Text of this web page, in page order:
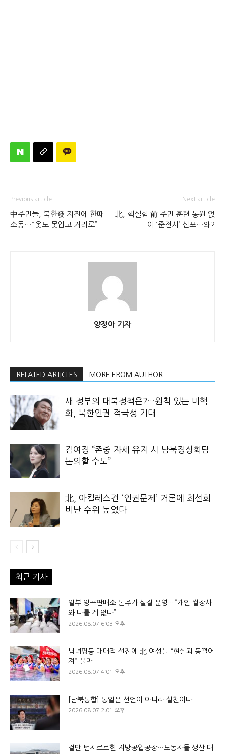
Previous article
中주민들, 북한發 지진에 한때
소동…“옷도 못입고 거리로”
Next article
北, 핵실험 前 주민 훈련 동원 없
이 ‘준전시’ 선포…왜?
양정아 기자
RELATED ARTICLES MORE FROM AUTHOR
새 정부의 대북정책은?…원칙 있는 비핵
화, 북한인권 적극성 기대
김여정 “존중 자세 유지 시 남북정상회담
논의할 수도”
北, 아킬레스건 ‘인권문제’ 거론에 최선희
비난 수위 높였다
최근 기사
일부 양곡판매소 돈주가 실질 운영…“개인 쌀장사
와 다를 게 없다”
2026.08.07 6:03 오후
남녀평등 대대적 선전에 北 여성들 “현실과 동떨어
져” 불만
2026.08.07 4:01 오후
[남북통합] 통일은 선언이 아니라 실천이다
2026.08.07 2:01 오후
겉만 번지르르한 지방공업공장…노동자들 생산 대